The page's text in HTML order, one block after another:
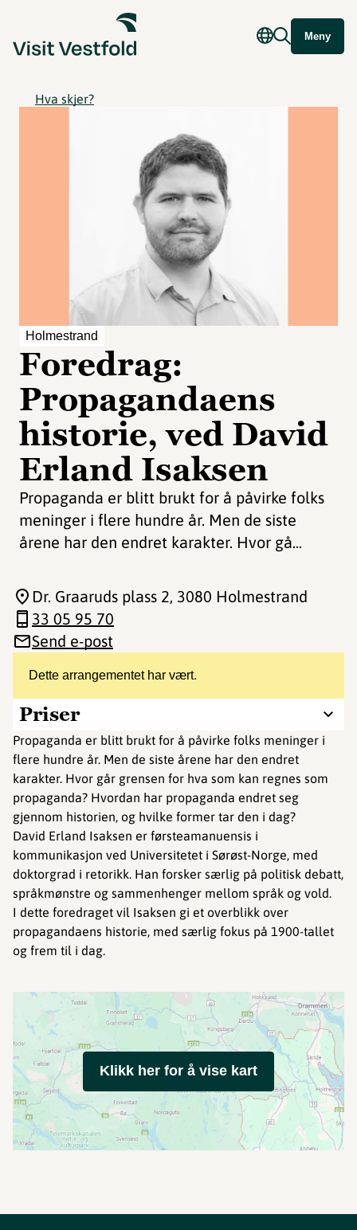
Meny
Hva skjer?
Holmestrand
Foredrag:
Propagandaens
historie, ved David
Erland Isaksen
Propaganda er blitt brukt for å påvirke folks
meninger i flere hundre år. Men de siste
årene har den endret karakter. Hvor gå...
Dette arrangementet har vært.
Priser
Propaganda er blitt brukt for å påvirke folks meninger i
flere hundre år. Men de siste årene har den endret
karakter. Hvor går grensen for hva som kan regnes som
propaganda? Hvordan har propaganda endret seg
gjennom historien, og hvilke former tar den i dag?
David Erland Isaksen er førsteamanuensis i
kommunikasjon ved Universitetet i Sørøst-Norge, med
doktorgrad i retorikk. Han forsker særlig på politisk debatt,
språkmønstre og sammenhenger mellom språk og vold.
I dette foredraget vil Isaksen gi et overblikk over
propagandaens historie, med særlig fokus på 1900-tallet
og frem til i dag.
Dr. Graaruds plass 2, 3080 Holmestrand
33 05 95 70
Send e-post
Klikk her for å vise kart